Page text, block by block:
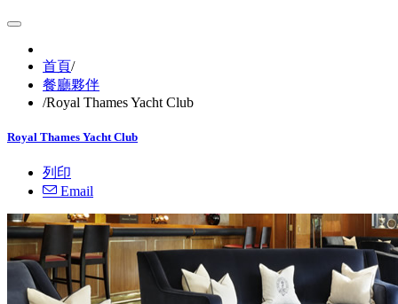
首頁/
餐廳夥伴
/Royal Thames Yacht Club
Royal Thames Yacht Club
列印
Email